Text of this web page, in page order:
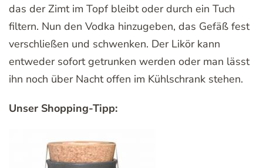
das der Zimt im Topf bleibt oder durch ein Tuch
filtern. Nun den Vodka hinzugeben, das Gefäß fest
verschließen und schwenken. Der Likör kann
entweder sofort getrunken werden oder man lässt
ihn noch über Nacht offen im Kühlschrank stehen.
Unser Shopping-Tipp: